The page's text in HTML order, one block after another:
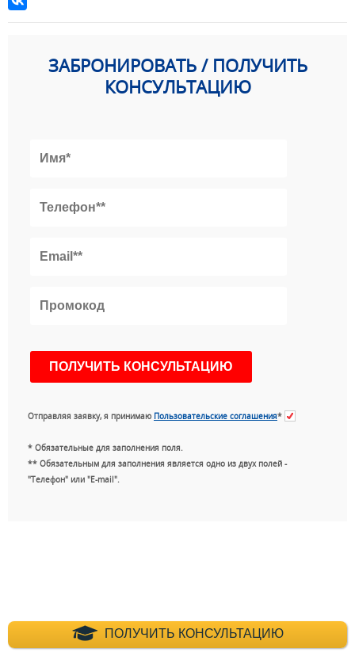
ЗАБРОНИРОВАТЬ / ПОЛУЧИТЬ
КОНСУЛЬТАЦИЮ
Отправляя заявку, я принимаю Пользовательские соглашения*
* Обязательные для заполнения поля.
** Обязательным для заполнения является одно из двух полей -
"Телефон" или "E-mail".
ПОЛУЧИТЬ КОНСУЛЬТАЦИЮ
+7 (495) 660-35-